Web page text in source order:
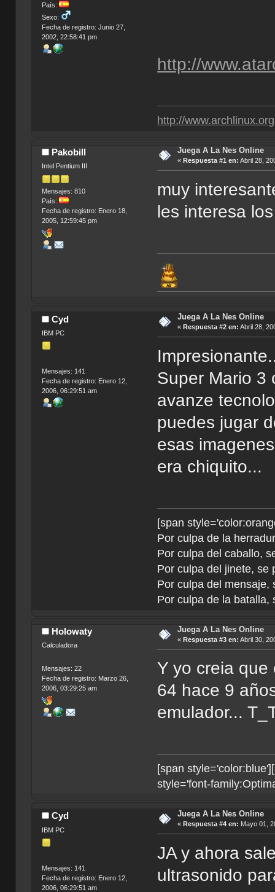
País:
Sexo:
Fecha de registro: Junio 27,
2002, 22:58:41 pm
http://
http://www.archlinux.org
Pakobill
Intel Pentium III
Mensajes: 810
País:
Fecha de registro: Enero 18,
2005, 12:59:45 pm
Juega A La Nes Online
« Respuesta #1 en: Abril 28,
muy
les interesa
Cyd
IBM PC
Mensajes: 141
Fecha de registro: Enero 12,
2006, 06:29:51 am
Juega A La Nes Online
« Respuesta #2 en: Abril 28,
Super Mario 3
avanze
puedes jugar
esas
era chiquito...
[span
Por culpa de la
Por culpa del caballo,
Por culpa del jinete, se
Por culpa del mensaje,
Por culpa de la batalla,
Holowaty
Calculadora
Mensajes: 22
Fecha de registro: Marzo 26,
2006, 03:29:25 am
Juega A La Nes Online
« Respuesta #3 en: Abril 30,
Y yo creia que
64 hace 9
emulador...
[span
style='font-
Cyd
IBM PC
Mensajes: 141
Fecha de registro: Enero 12,
2006, 06:29:51 am
Juega A La Nes Online
« Respuesta #4 en: Mayo 01,
JA y ahora
ultrasonido